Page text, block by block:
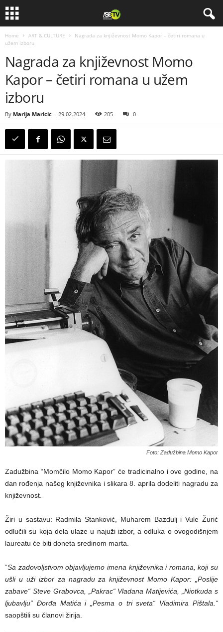
Home ART & CULTURE
Nagrada za književnost Momo Kapor – četiri romana u
užem izboru
Nagrada za književnost Momo
Kapor – četiri romana u užem
izboru
By Marija Maricic - 29.02.2024 205 0
Foto: Zadužbina Momo Kapor
Zadužbina “Momčilo Momo Kapor” će tradicinalno i ove godine, na
dan rođenja našeg književnika i slikara 8. aprila dodeliti nagradu za
književnost.
Žiri u sastavu: Radmila Stanković, Muharem Bazdulj i Vule Žurić
odlučili su koja dela ulaze u najuži izbor, a odluka o ovogodišnjem
laureatu će biti doneta sredinom marta.
“Sa zadovoljstvom objavljujemo imena književnika i romana, koji su
ušli u uži izbor za nagradu za književnost Momo Kapor: „Poslije
zabave“ Steve Grabovca, „Pakrac“ Vladana Matijevića, „Niotkuda s
ljubavlju“ Đorđa Matića i „Pesma o tri sveta“ Vladimira Pištala.“
saopštili su članovi žirija.